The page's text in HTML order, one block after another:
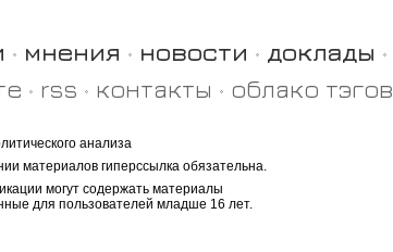
мнения новости доклады
rss контакты облако тэгов
анализа
материалов гиперссылка обязательна.
могут содержать материалы
для пользователей младше 16 лет.